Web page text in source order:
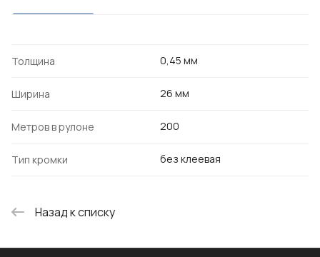
Толщина 0,45 мм
Ширина 26 мм
Метров в рулоне 200
Тип кромки без клеевая
Назад к списку